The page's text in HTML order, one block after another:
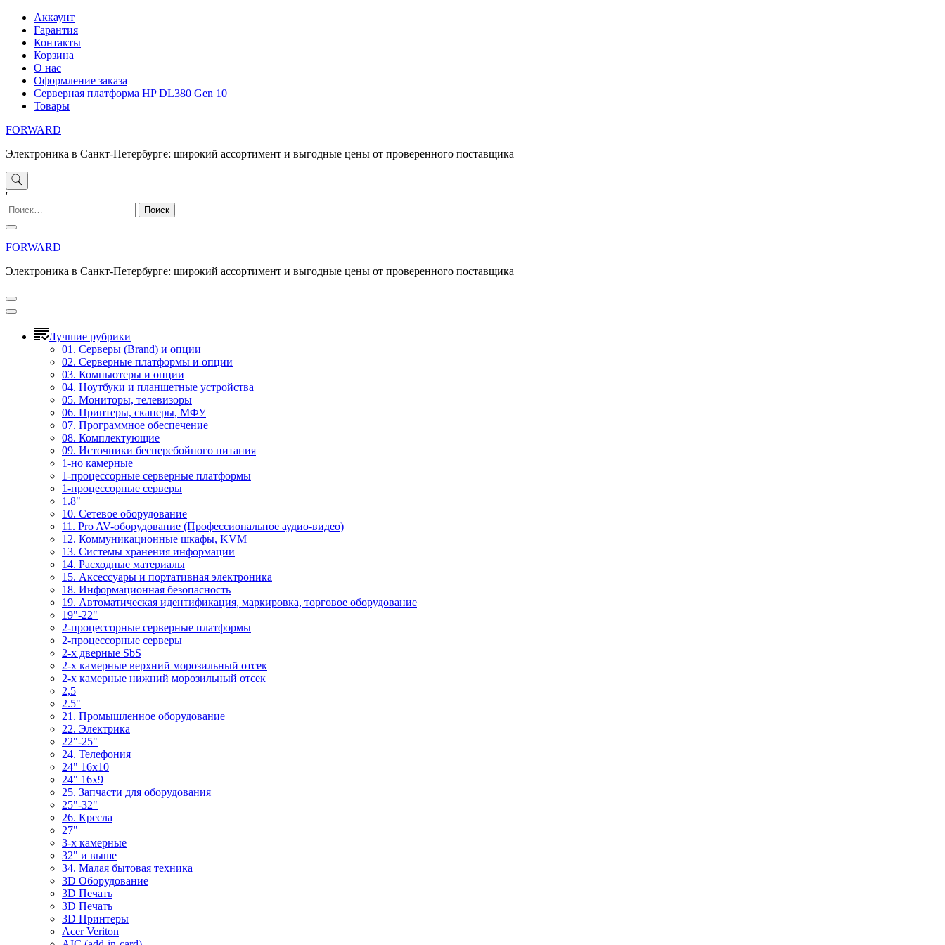
Перейти
содержимому
Аккаунт
Гарантия
Контакты
Корзина
О нас
Оформление заказа
Серверная платформа HP DL380 Gen 10
Товары
FORWARD
Электроника в Санкт-Петербурге: широкий ассортимент и выгодные цены от проверенного поставщика
'
Найти:
FORWARD
Электроника в Санкт-Петербурге: широкий ассортимент и выгодные цены от проверенного поставщика
Лучшие рубрики
01. Серверы (Brand) и опции
02. Серверные платформы и опции
03. Компьютеры и опции
04. Ноутбуки и планшетные устройства
05. Мониторы, телевизоры
06. Принтеры, сканеры, МФУ
07. Программное обеспечение
08. Комплектующие
09. Источники бесперебойного питания
1-но камерные
1-процессорные серверные платформы
1-процессорные серверы
1.8"
10. Сетевое оборудование
11. Pro AV-оборудование (Профессиональное аудио-видео)
12. Коммуникационные шкафы, KVM
13. Системы хранения информации
14. Расходные материалы
15. Аксессуары и портативная электроника
18. Информационная безопасность
19. Автоматическая идентификация, маркировка, торговое оборудование
19"-22"
2-процессорные серверные платформы
2-процессорные серверы
2-х дверные SbS
2-х камерные верхний морозильный отсек
2-х камерные нижний морозильный отсек
2,5
2.5"
21. Промышленное оборудование
22. Электрика
22"-25"
24. Телефония
24" 16x10
24" 16x9
25. Запчасти для оборудования
25"-32"
26. Кресла
27"
3-x камерные
32" и выше
34. Малая бытовая техника
3D Оборудование
3D Печать
3D Печать
3D Принтеры
Acer Veriton